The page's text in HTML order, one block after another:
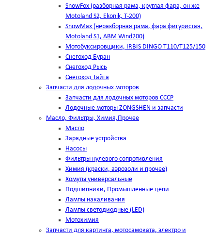
SnowFox (разборная рама, круглая фара, он же
Motoland S2, Ekonik, T-200)
SnowMax (неразборная рама, фара фигуристая,
Motoland S1, ABM Wind200)
Мотобуксировщики, IRBIS DINGO Т110/Т125/150
Снегоход Буран
Снегоход Рысь
Снегоход Тайга
Запчасти для лодочных моторов
Запчасти для лодочных моторов СССР
Лодочные моторы ZONGSHEN и запчасти
Масло, Фильтры, Химия,Прочее
Масло
Зарядные устройства
Насосы
Фильтры нулевого сопротивления
Химия (краски, аэрозоли и прочее)
Хомуты универсальные
Подшипники, Промышленные цепи
Лампы накаливания
Лампы светодиодные (LED)
Мотохимия
Запчасти для картинга, мотосамоката, электро и